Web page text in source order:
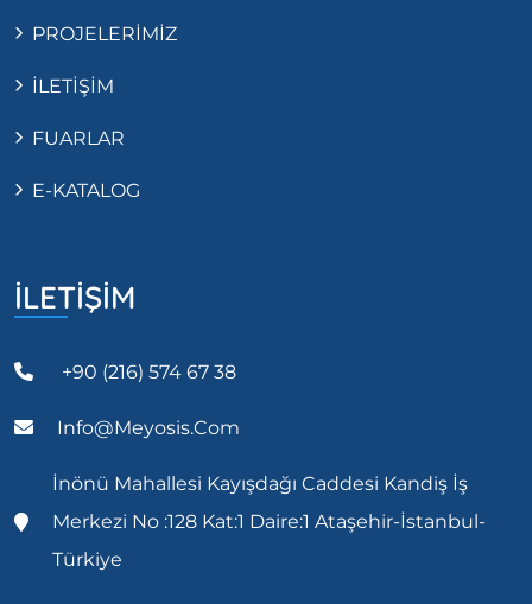
PROJELERİMİZ
İLETİŞİM
FUARLAR
E-KATALOG
İLETİŞİM
+90 (216) 574 67 38
Info@meyosis.com
İnönü Mahallesi Kayışdağı Caddesi Kandiş İş
Merkezi No :128 Kat:1 Daire:1 Ataşehir-İstanbul-
Türkiye